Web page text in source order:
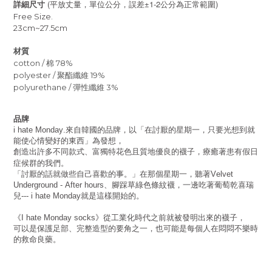
詳細尺寸 (平放丈量，單位公分，誤差±1-2公分為正常範圍)
Free Size.
23cm~27.5cm
材質
cotton / 棉 78%
polyester / 聚酯纖維 19%
polyurethane / 彈性纖維 3%
品牌
i hate Monday.來自韓國的品牌，以「在討厭的星期一，只要光想到就
能使心情變好的東西」為發想，
創造出許多不同款式、富獨特花色且質地優良的襪子，療癒著患有假日
症候群的我們。
「討厭的話就做些自己喜歡的事。」在那個星期一，聽著Velvet
Underground - After hours 、腳踩草綠色條紋襪，一邊吃著葡萄乾喜瑞
兒--- i hate Monday就是這樣開始的。
《 I hate Monday socks》從工業化時代之前就被發明出來的襪子，
可以是保護足部、完整造型的要角之一，也可能是每個人在悶悶不樂時
的救命良藥。